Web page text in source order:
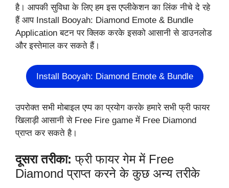
है। आपकी सुविधा के लिए हम इस एप्लीकेशन का लिंक नीचे दे रहे
हैं आप Install Booyah: Diamond Emote & Bundle
Application बटन पर क्लिक करके इसको आसानी से डाउनलोड
और इस्तेमाल कर सकते हैं।
Install Booyah: Diamond Emote & Bundle
उपरोक्त सभी मोबाइल एप्प का प्रयोग करके हमारे सभी फ्री फायर
खिलाड़ी आसानी से Free Fire game में Free Diamond
प्राप्त कर सकते है।
दूसरा तरीका: फ्री फायर गेम में Free
Diamond प्राप्त करने के कुछ अन्य तरीके